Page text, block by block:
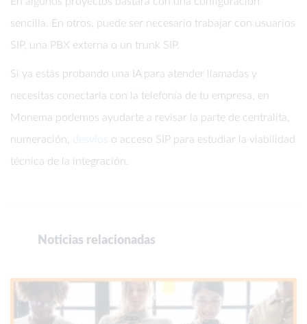
sencilla. En otros, puede ser necesario trabajar con usuarios
SIP, una PBX externa o un trunk SIP.
Si ya estás probando una IA para atender llamadas y
necesitas conectarla con la telefonía de tu empresa, en
Monema podemos ayudarte a revisar la parte de centralita,
numeración, desvíos o acceso SIP para estudiar la viabilidad
técnica de la integración.
Noticias relacionadas